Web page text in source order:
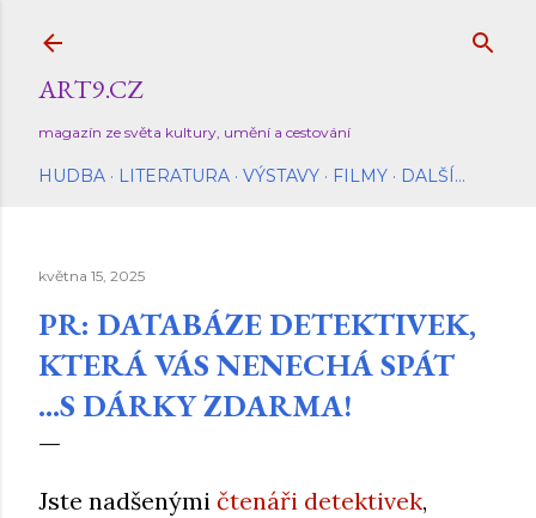
ART9.CZ
magazín ze světa kultury, umění a cestování
HUDBA LITERATURA VÝSTAVY FILMY DALŠÍ…
května 15, 2025
PR: DATABÁZE DETEKTIVEK,
KTERÁ VÁS NENECHÁ SPÁT
...S DÁRKY ZDARMA!
Jste nadšenými čtenáři detektivek,